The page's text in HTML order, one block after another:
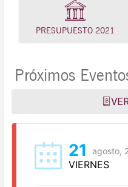
PRESUPUESTO 2021
Próximos
21 agosto,
VIERNES